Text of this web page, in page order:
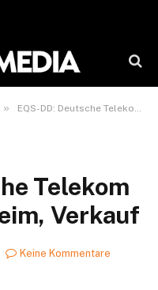
» EQS-DD: Deutsche Telekom AG: Dana Langheim, Verkauf
Telekom
Verkauf
Keine Kommentare